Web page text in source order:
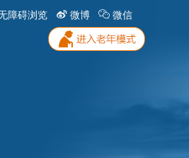
障碍浏览 微博 微信